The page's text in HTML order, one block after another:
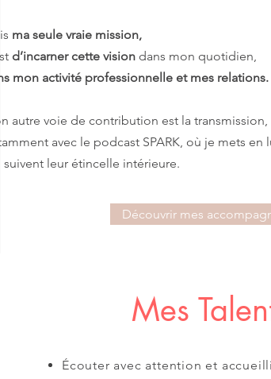
ma seule vraie mission,
d’incarner cette vision dans mon quotidien,
mon activité professionnelle et mes relations.
autre voie de contribution est la transmission,
avec le podcast SPARK, où je mets en
suivent leur étincelle intérieure.
Découvrir mes
Mes
Écouter avec attention et